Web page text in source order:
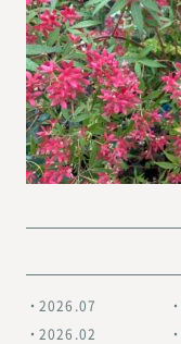
2026.07
2026.02